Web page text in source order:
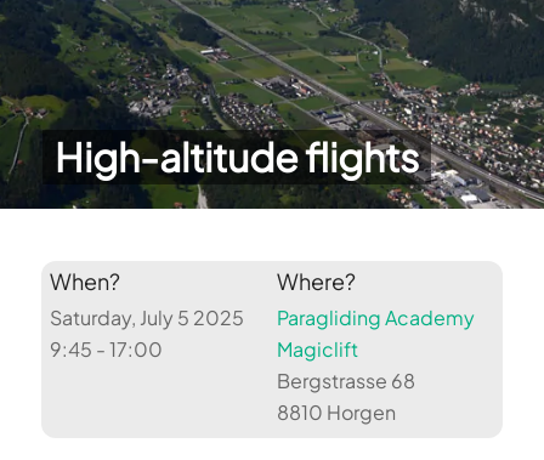
High-altitude flights
When?
Saturday, July 5 2025
9:45 - 17:00
Where?
Paragliding Academy
Magiclift
Bergstrasse 68
8810 Horgen